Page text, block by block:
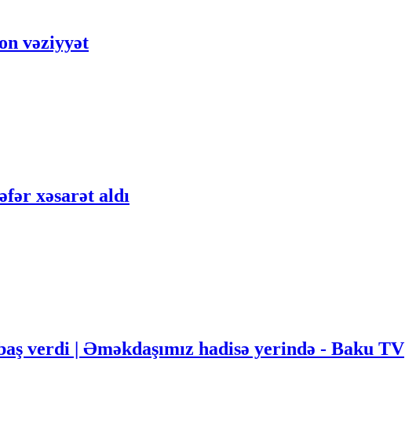
vəziyyət
xəsarət aldı
verdi | Əməkdaşımız hadisə yerində - Baku TV